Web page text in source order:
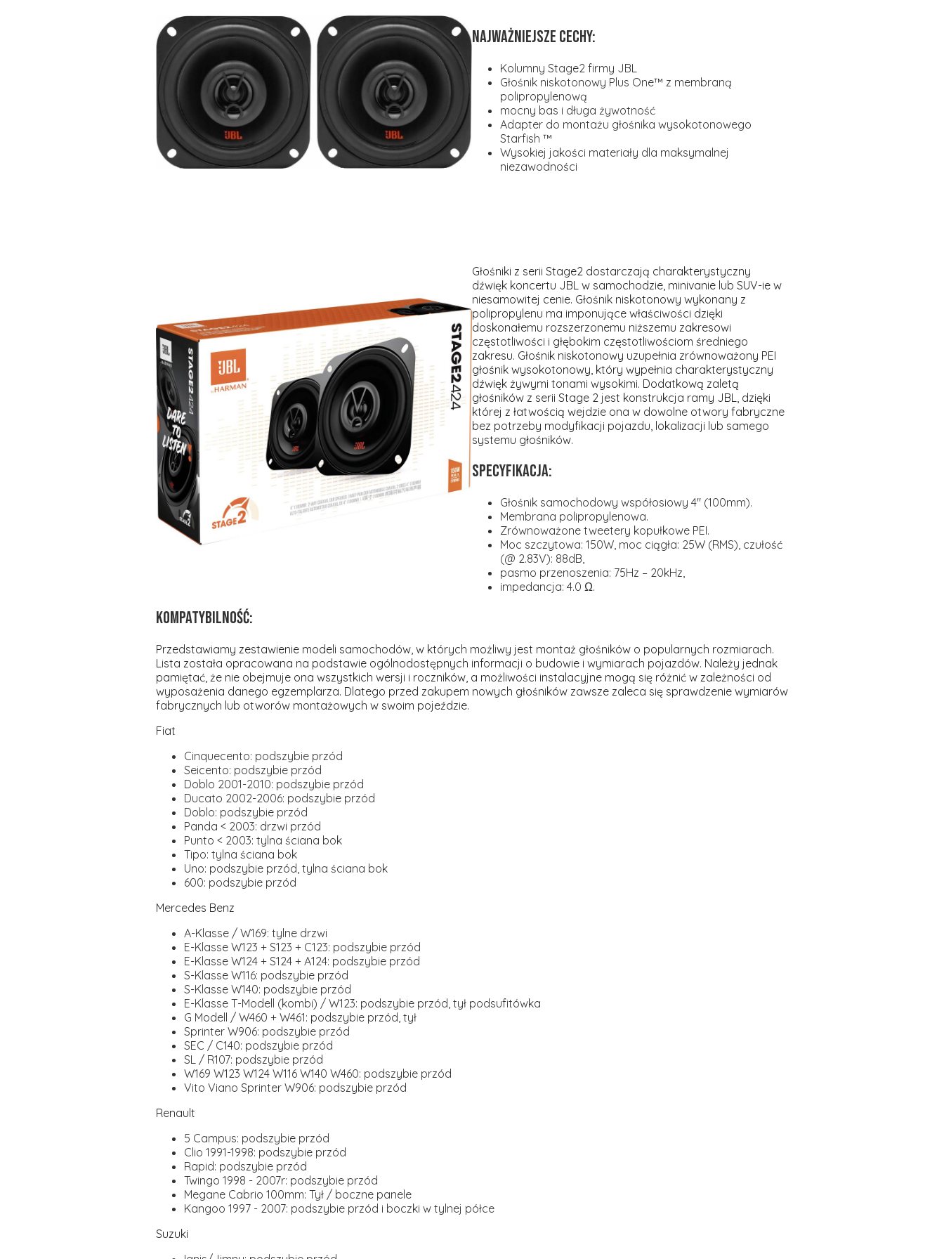
NAJWAŻNIEJSZE CECHY:
Kolumny Stage2 firmy JBL
Głośnik niskotonowy Plus One™ z membraną
polipropylenową
mocny bas i długa żywotność
Adapter do montażu głośnika wysokotonowego
Starfish ™
Wysokiej jakości materiały dla maksymalnej
niezawodności
Głośniki z serii Stage2 dostarczają charakterystyczny
dźwięk koncertu JBL w samochodzie, minivanie lub SUV-ie w
niesamowitej cenie. Głośnik niskotonowy wykonany z
polipropylenu ma imponujące właściwości dzięki
doskonałemu rozszerzonemu niższemu zakresowi
częstotliwości i głębokim częstotliwościom średniego
zakresu. Głośnik niskotonowy uzupełnia zrównoważony PEI
głośnik wysokotonowy, który wypełnia charakterystyczny
dźwięk żywymi tonami wysokimi. Dodatkową zaletą
głośników z serii Stage 2 jest konstrukcja ramy JBL, dzięki
której z łatwością wejdzie ona w dowolne otwory fabryczne
bez potrzeby modyfikacji pojazdu, lokalizacji lub samego
systemu głośników.
Specyfikacja:
Głośnik samochodowy współosiowy 4" (100mm).
Membrana polipropylenowa.
Zrównoważone tweetery kopułkowe PEI.
Moc szczytowa: 150W, moc ciągła: 25W (RMS), czułość
(@ 2.83V): 88dB,
pasmo przenoszenia: 75Hz – 20kHz,
impedancja: 4.0 Ω.
Kompatybilność:
Przedstawiamy zestawienie modeli samochodów, w których możliwy jest montaż głośników o popularnych rozmiarach.
Lista została opracowana na podstawie ogólnodostępnych informacji o budowie i wymiarach pojazdów. Należy jednak
pamiętać, że nie obejmuje ona wszystkich wersji i roczników, a możliwości instalacyjne mogą się różnić w zależności od
wyposażenia danego egzemplarza. Dlatego przed zakupem nowych głośników zawsze zaleca się sprawdzenie wymiarów
fabrycznych lub otworów montażowych w swoim pojeździe.
Fiat
Cinquecento: podszybie przód
Seicento: podszybie przód
Doblo 2001-2010: podszybie przód
Ducato 2002-2006: podszybie przód
Doblo: podszybie przód
Panda < 2003: drzwi przód
Punto < 2003: tylna ściana bok
Tipo: tylna ściana bok
Uno: podszybie przód, tylna ściana bok
600: podszybie przód
Mercedes Benz
A-Klasse / W169: tylne drzwi
E-Klasse W123 + S123 + C123: podszybie przód
E-Klasse W124 + S124 + A124: podszybie przód
S-Klasse W116: podszybie przód
S-Klasse W140: podszybie przód
E-Klasse T-Modell (kombi) / W123: podszybie przód, tył podsufitówka
G Modell / W460 + W461: podszybie przód, tył
Sprinter W906: podszybie przód
SEC / C140: podszybie przód
SL / R107: podszybie przód
W169 W123 W124 W116 W140 W460: podszybie przód
Vito Viano Sprinter W906: podszybie przód
Renault
5 Campus: podszybie przód
Clio 1991-1998: podszybie przód
Rapid: podszybie przód
Twingo 1998 - 2007r: podszybie przód
Megane Cabrio 100mm: Tył / boczne panele
Kangoo 1997 - 2007: podszybie przód i boczki w tylnej półce
Suzuki